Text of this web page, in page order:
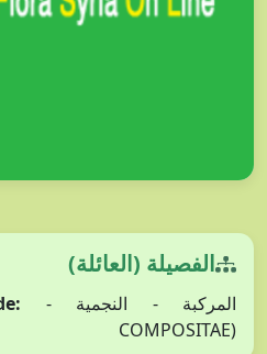
الفصيلة (العائلة)
المركبة - النجمية - ASTERACEA (
COMPOSITAE)